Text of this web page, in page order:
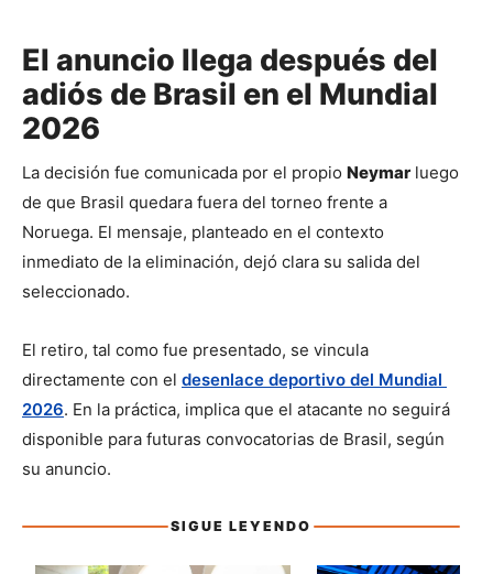
El anuncio llega después del
adiós de Brasil en el Mundial
2026
La decisión fue comunicada por el propio Neymar luego
de que Brasil quedara fuera del torneo frente a
Noruega. El mensaje, planteado en el contexto
inmediato de la eliminación, dejó clara su salida del
seleccionado.
El retiro, tal como fue presentado, se vincula
directamente con el desenlace deportivo del Mundial
2026. En la práctica, implica que el atacante no seguirá
disponible para futuras convocatorias de Brasil, según
su anuncio.
SIGUE LEYENDO
Sigue leyendo